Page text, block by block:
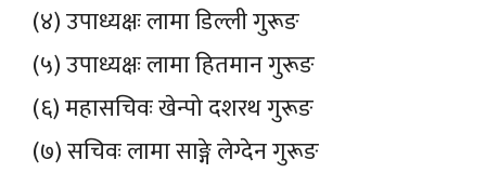
(४) उपाध्यक्षः लामा डिल्ली गुरूङ
(५) उपाध्यक्षः लामा हितमान गुरूङ
(६) महासचिवः खेन्पो दशरथ गुरूङ
(७) सचिवः लामा साङ्गे लेग्देन गुरूङ